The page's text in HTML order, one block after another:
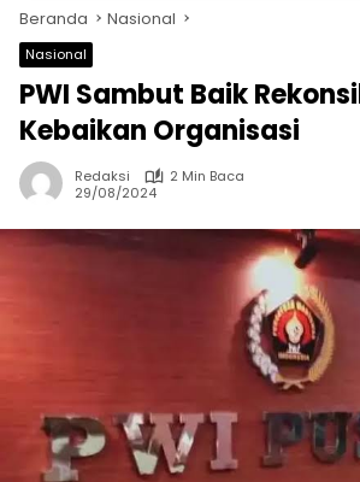
Beranda Nasional
Nasional
PWI Sambut Baik
Kebaikan Organisasi
Redaksi
2 Min Baca
29/08/2024